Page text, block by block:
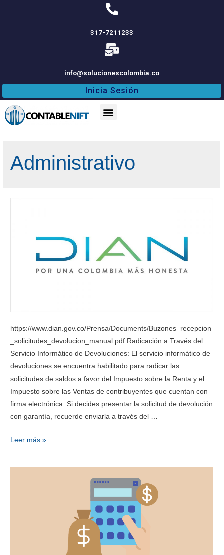
317-7211233
info@solucionescolombia.co
Inicia Sesión
Administrativo
https://www.dian.gov.co/Prensa/Documents/Buzones_recepcion
_solicitudes_devolucion_manual.pdf Radicación a Través del
Servicio Informático de Devoluciones: El servicio informático de
devoluciones se encuentra habilitado para radicar las
solicitudes de saldos a favor del Impuesto sobre la Renta y el
Impuesto sobre las Ventas de contribuyentes que cuentan con
firma electrónica. Si decides presentar la solicitud de devolución
con garantía, recuerde enviarla a través del …
Leer más »